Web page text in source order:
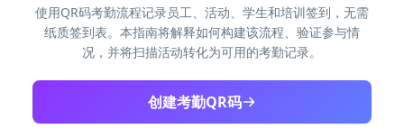
使用QR码考勤流程记录员工、活动、学生和培训签到，无需
纸质签到表。本指南将解释如何构建该流程、验证参与情
况，并将扫描活动转化为可用的考勤记录。
创建考勤QR码